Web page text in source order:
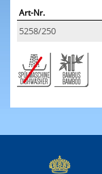
Art-Nr.
5258/250